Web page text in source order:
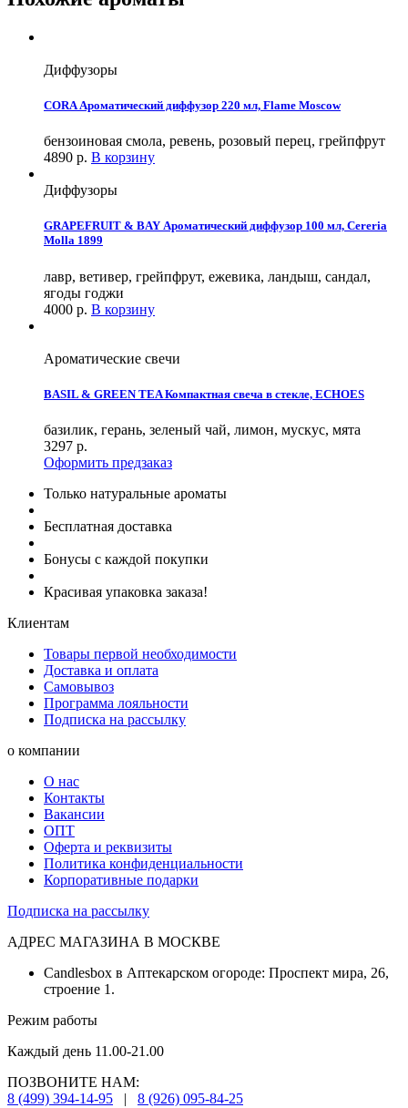
Диффузоры
CORA Ароматический диффузор 220 мл, Flame Moscow
бензоиновая смола, ревень, розовый перец, грейпфрут
4890 р. В корзину
Диффузоры
GRAPEFRUIT & BAY Ароматический диффузор 100 мл, Cereria
Molla 1899
лавр, ветивер, грейпфрут, ежевика, ландыш, сандал,
ягоды годжи
4000 р. В корзину
Ароматические свечи
BASIL & GREEN TEA Компактная свеча в стекле, ECHOES
базилик, герань, зеленый чай, лимон, мускус, мята
3297 р.
Оформить предзаказ
Только натуральные ароматы
Бесплатная доставка
Бонусы с каждой покупки
Красивая упаковка заказа!
Клиентам
Товары первой необходимости
Доставка и оплата
Самовывоз
Программа лояльности
Подписка на рассылку
о компании
О нас
Контакты
Вакансии
ОПТ
Оферта и реквизиты
Политика конфиденциальности
Корпоративные подарки
Подписка на рассылку
АДРЕС МАГАЗИНА В МОСКВЕ
Candlesbox в Аптекарском огороде: Проспект мира, 26,
строение 1.
Режим работы
Каждый день 11.00-21.00
ПОЗВОНИТЕ НАМ:
8 (499) 394-14-95
| 8 (926) 095-84-25